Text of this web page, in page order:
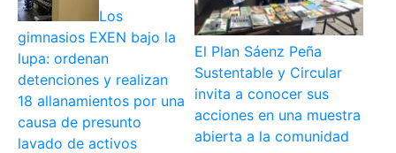
Los
gimnasios EXEN bajo la
lupa: ordenan
detenciones y realizan
18 allanamientos por una
causa de presunto
lavado de activos
El Plan Sáenz Peña
Sustentable y Circular
invita a conocer sus
acciones en una muestra
abierta a la comunidad